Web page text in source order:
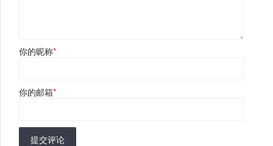
你的昵称*
你的邮箱*
提交评论